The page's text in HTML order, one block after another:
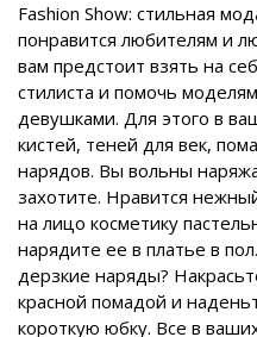
Fashion Show: стильная
понравится любителям и
вам предстоит взять на
стилиста и помочь
девушками. Для этого в
кистей, теней для век,
нарядов. Вы вольны
захотите. Нравится
на лицо косметику
нарядите ее в платье в
дерзкие наряды?
красной помадой и
короткую юбку. Все в